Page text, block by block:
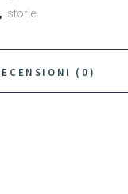
, storie
(0)